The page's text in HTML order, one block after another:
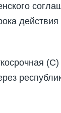
действия